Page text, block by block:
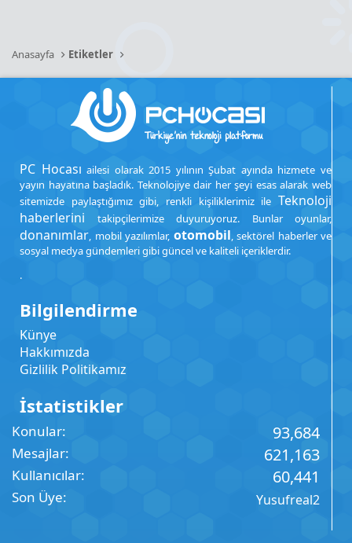
Anasayfa Etiketler
PC Hocası ailesi olarak 2015 yılının Şubat ayında hizmete ve
yayın hayatına başladık. Teknolojiye dair her şeyi esas alarak web
sitemizde paylaştığımız gibi, renkli kişiliklerimiz ile Teknoloji
haberlerini takipçilerimize duyuruyoruz. Bunlar oyunlar,
donanımlar, mobil yazılımlar, otomobil, sektörel haberler ve
sosyal medya gündemleri gibi güncel ve kaliteli içeriklerdir.
.
Bilgilendirme
Künye
Hakkımızda
Gizlilik Politikamız
İstatistikler
Konular 93,684
Mesajlar 621,163
Kullanıcılar 60,441
Son Üye Yusufreal2